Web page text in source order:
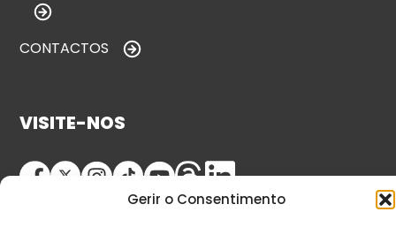
Gerir o Consentimento
CONTACTOS
VISITE-NOS